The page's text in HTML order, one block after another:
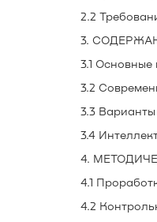
2.2
3.
3.1
3.2
3.3
3.4
4.
4.1
4.2